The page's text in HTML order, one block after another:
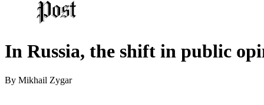
In Russia, the shift in public
By Mikhail Zygar